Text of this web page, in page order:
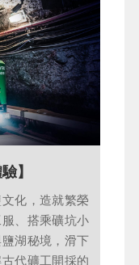
】
化，造就繁榮
、搭乘礦坑小
湖秘境，滑下
代礦工開採的
湖泊，宛如深
抱，如世外桃
的聖巴爾多祿
成令人屏息的